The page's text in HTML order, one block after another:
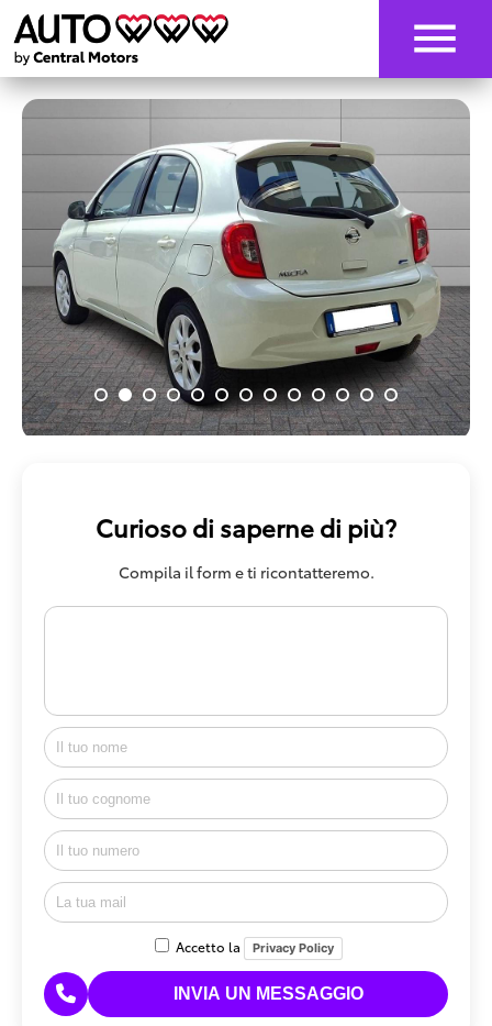
Curioso di saperne di più?
Compila il form e ti ricontatteremo.
Accetto la Privacy Policy